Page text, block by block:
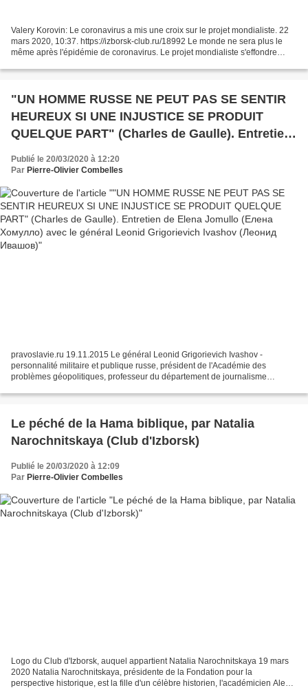
Valery Korovin: Le coronavirus a mis une croix sur le projet mondialiste. 22
mars 2020, 10:37. https://izborsk-club.ru/18992 Le monde ne sera plus le
même après l'épidémie de coronavirus. Le projet mondialiste s'effondre
"UN HOMME RUSSE NE PEUT PAS SE SENTIR
HEUREUX SI UNE INJUSTICE SE PRODUIT
QUELQUE PART" (Charles de Gaulle). Entretien
de Elena Jomullo (Елена Хомулло) avec le
général Leonid Grigorievich Ivashov (Леонид
Publié le 20/03/2020 à 12:20
Par Pierre-Olivier Combelles
pravoslavie.ru 19.11.2015 Le général Leonid Grigorievich Ivashov -
personnalité militaire et publique russe, président de l'Académie des
problèmes géopolitiques, professeur du département de journalisme
Le péché de la Hama biblique, par Natalia
Narochnitskaya (Club d'Izborsk)
Publié le 20/03/2020 à 12:09
Par Pierre-Olivier Combelles
Logo du Club d'Izborsk, auquel appartient Natalia Narochnitskaya 19 mars
2020 Natalia Narochnitskaya, présidente de la Fondation pour la
perspective historique, est la fille d'un célèbre historien, l'académicien Alexeï